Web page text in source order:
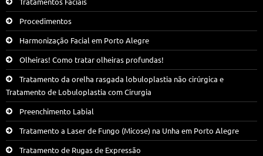
Procedimentos
Harmonização Facial em Porto Alegre
Olheiras! Como tratar olheiras profundas!
Tratamento da orelha rasgada lobuloplastia não cirúrgica e
Tratamento de Lobuloplastia com Cirurgia
Preenchimento Labial
Tratamento a Laser de Fungo (Micose) na Unha em Porto Alegre
Tratamento de Rugas de Expressão